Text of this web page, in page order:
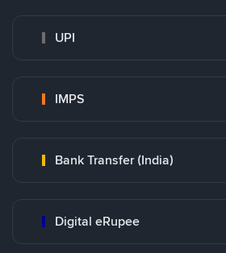
UPI
IMPS
Bank Transfer (India)
Digital eRupee